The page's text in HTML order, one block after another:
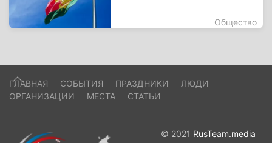
Общество
ГЛАВНАЯ СОБЫТИЯ ПРАЗДНИКИ
ЛЮДИ
ОРГАНИЗАЦИИ
МЕСТА СТАТЬИ
© 2021 RusTeam.media